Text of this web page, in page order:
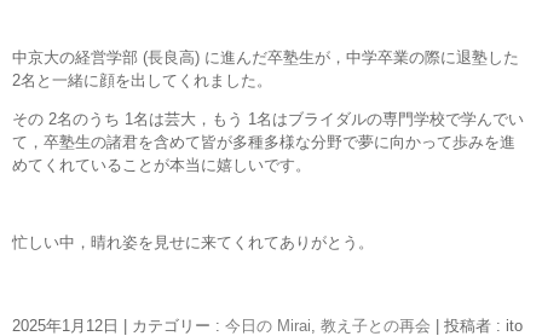
中京大の経営学部 (長良高) に進んだ卒塾生が，中学卒業の際に退塾した
2名と一緒に顔を出してくれました。
その 2名のうち 1名は芸大，もう 1名はブライダルの専門学校で学んでい
て，卒塾生の諸君を含めて皆が多種多様な分野で夢に向かって歩みを進
めてくれていることが本当に嬉しいです。
忙しい中，晴れ姿を見せに来てくれてありがとう。
2025年1月12日 カテゴリー : 今日の Mirai 教え子との再会 投稿者 : ito